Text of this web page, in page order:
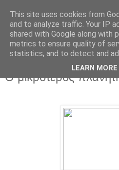
O μικρότερος
This site uses cookies from
and to analyze traffic. Your IP
shared with Google along with
metrics to ensure quality of
statistics, and to detect and
LEARN MORE